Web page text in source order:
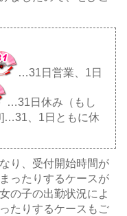
…31日営業、1日
…31日休み（もし
]…31、1日ともに休
り、受付開始時間が
ったりするケースが
の子の出勤状況によ
たりするケースもご